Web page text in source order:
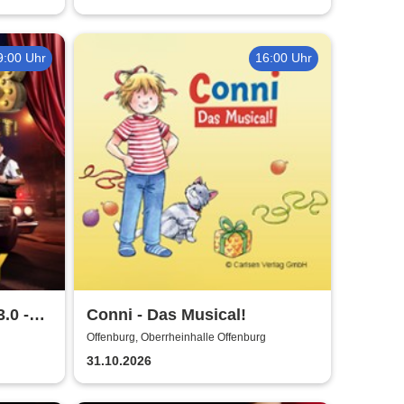
Uhr
-
16:00 Uhr
Conni - Das Musical!
Offenburg, Oberrheinhalle Offenburg
31.10.2026